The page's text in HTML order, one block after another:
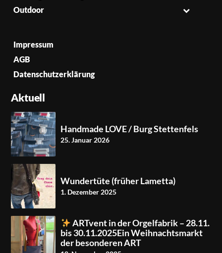
Outdoor
Impressum
AGB
Datenschutzerklärung
Aktuell
Handmade LOVE / Burg Stettenfels
25. Januar 2026
Wundertüte (früher Lametta)
1. Dezember 2025
ARTvent in der Orgelfabrik – 28.11.
bis 30.11.2025Ein Weihnachtsmarkt
der besonderen ART